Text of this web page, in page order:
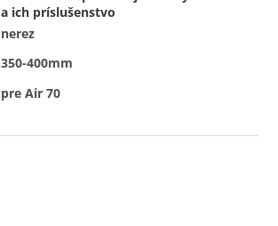
a ich príslušenstvo
nerez
350-400mm
pre Air 70